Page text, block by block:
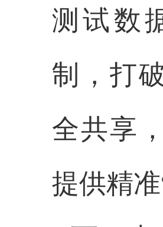
测试数
制，打
全共享
提供精